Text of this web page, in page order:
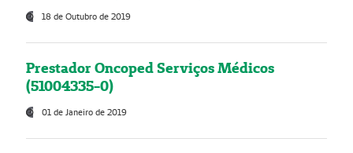
18 de Outubro de 2019
Prestador Oncoped Serviços Médicos
(51004335-0)
01 de Janeiro de 2019